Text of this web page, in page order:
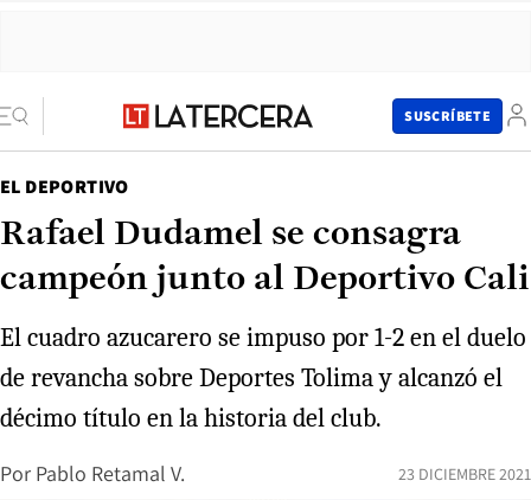
SUSCRÍBETE
EL DEPORTIVO
Rafael Dudamel se consagra
campeón junto al Deportivo Cali
El cuadro azucarero se impuso por 1-2 en el duelo
de revancha sobre Deportes Tolima y alcanzó el
décimo título en la historia del club.
Por Pablo Retamal V. 23 DICIEMBRE 2021